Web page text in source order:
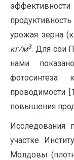
урожая зерна
кг/м3. Для сои
нами
фотосинтеза
проводимости
повышения
Исследования
участке
Молдовы